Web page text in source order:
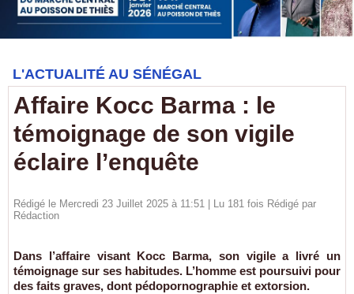
L'ACTUALITÉ AU SÉNÉGAL
Affaire Kocc Barma : le
témoignage de son vigile
éclaire l’enquête
Rédigé le Mercredi 23 Juillet 2025 à 11:51 | Lu 181 fois Rédigé par
Rédaction
Dans l’affaire visant Kocc Barma, son vigile a livré un
témoignage sur ses habitudes. L’homme est poursuivi pour
des faits graves, dont pédopornographie et extorsion.